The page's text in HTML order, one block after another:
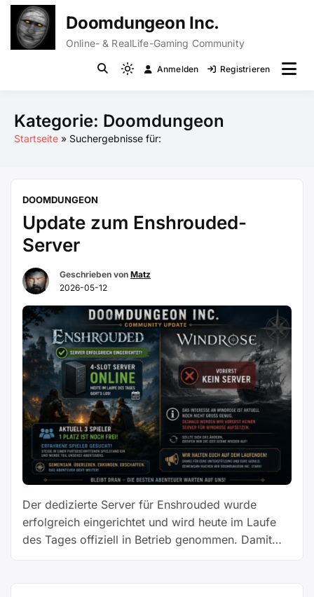
Zum
Inhalt
springen
Doomdungeon Inc.
Online- & RealLife-Gaming Community
Light
to
switch
Anmelden Registrieren
Kategorie: Doomdungeon
Startseite Suchergebnisse für:
DOOMDUNGEON
Update zum Enshrouded-
Server
Geschrieben von Matz
2026-05-12
Der dedizierte Server für Enshrouded wurde
erfolgreich eingerichtet und wird heute im Laufe
des Tages offiziell in Betrieb genommen. Damit